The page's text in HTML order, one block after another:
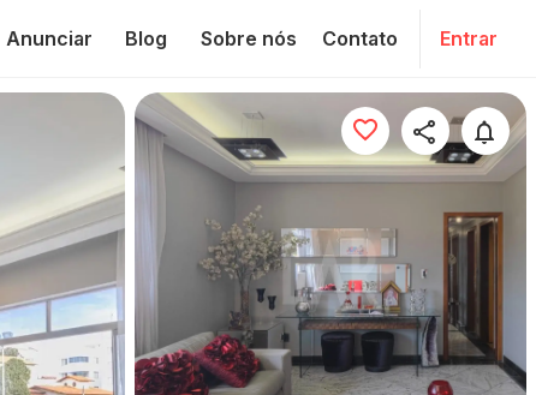
Anunciar Blog Sobre nós Contato Entrar